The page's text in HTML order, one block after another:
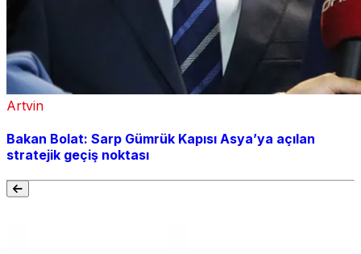
Artvin
Bakan Bolat: Sarp Gümrük Kapısı Asya’ya açılan
stratejik geçiş noktası